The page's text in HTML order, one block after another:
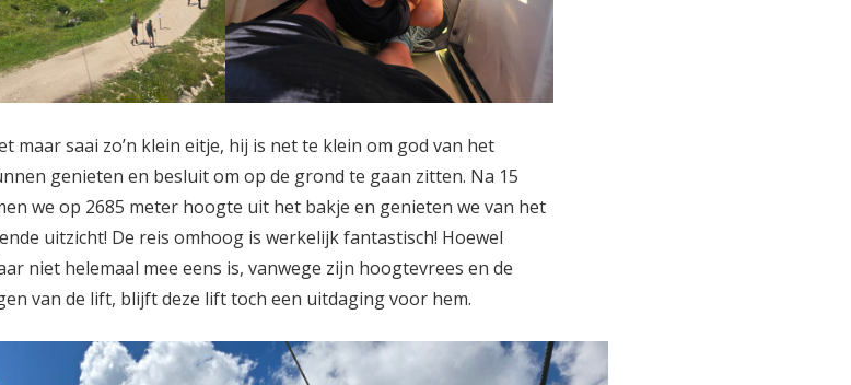
maar saai zo’n klein eitje, hij is net te klein om god van het
genieten en besluit om op de grond te gaan zitten. Na 15
we op 2685 meter hoogte uit het bakje en genieten we van het
uitzicht! De reis omhoog is werkelijk fantastisch! Hoewel
niet helemaal mee eens is, vanwege zijn hoogtevrees en de
van de lift, blijft deze lift toch een uitdaging voor hem.